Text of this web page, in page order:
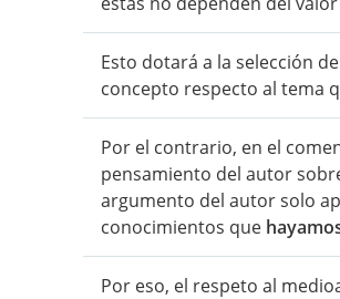
Esto dotará a la selección
concepto respecto al tema
Por el contrario, en el
pensamiento del autor
argumento del autor solo
conocimientos que
Por eso, el respeto al